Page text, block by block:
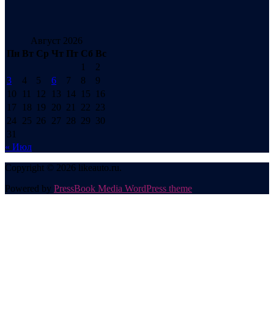
Август 2026
Пн Вт Ср Чт Пт Сб Вс
1
2
3
4 5 6 7 8
9
10
11 12 13 14 15
16
17
18 19 20 21 22 23
24 25 26 27 28 29 30
31
« Июл
Copyright © 2026 likeauto.ru.
Powered by PressBook Media WordPress theme